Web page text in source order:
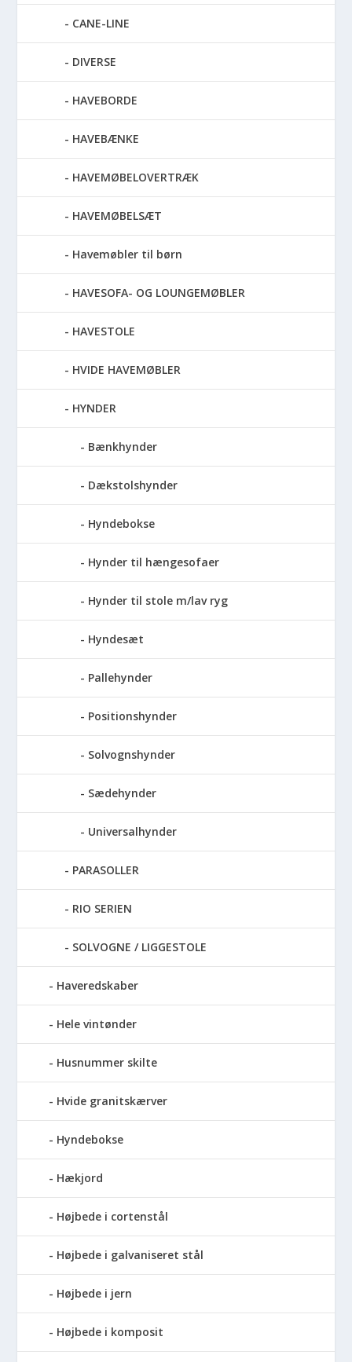
CANE-LINE
DIVERSE
HAVEBORDE
HAVEBÆNKE
HAVEMØBELOVERTRÆK
HAVEMØBELSÆT
Havemøbler til børn
HAVESOFA- OG LOUNGEMØBLER
HAVESTOLE
HVIDE HAVEMØBLER
HYNDER
Bænkhynder
Dækstolshynder
Hyndebokse
Hynder til hængesofaer
Hynder til stole m/lav ryg
Hyndesæt
Pallehynder
Positionshynder
Solvognshynder
Sædehynder
Universalhynder
PARASOLLER
RIO SERIEN
SOLVOGNE / LIGGESTOLE
Haveredskaber
Hele vintønder
Husnummer skilte
Hvide granitskærver
Hyndebokse
Hækjord
Højbede i cortenstål
Højbede i galvaniseret stål
Højbede i jern
Højbede i komposit